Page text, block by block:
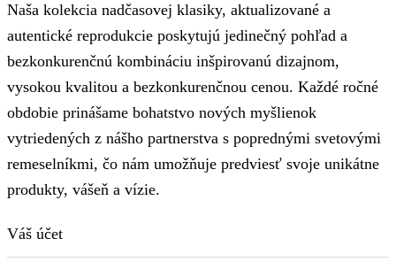
Naša kolekcia nadčasovej klasiky, aktualizované a
autentické reprodukcie poskytujú jedinečný pohľad a
bezkonkurenčnú kombináciu inšpirovanú dizajnom,
vysokou kvalitou a bezkonkurenčnou cenou. Každé ročné
obdobie prinášame bohatstvo nových myšlienok
vytriedených z nášho partnerstva s poprednými svetovými
remeselníkmi, čo nám umožňuje predviesť svoje unikátne
produkty, vášeň a vízie.
Váš účet